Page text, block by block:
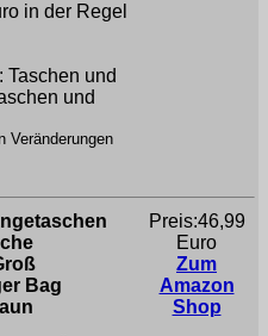
in der Regel
Taschen und
und
Veränderungen
Bag
Preis:46,99
Euro
Zum
Amazon
Shop